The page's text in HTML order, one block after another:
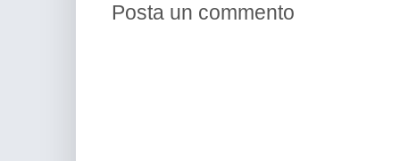
Posta un commento